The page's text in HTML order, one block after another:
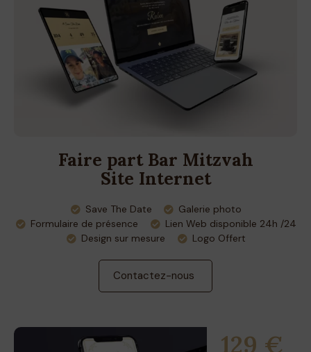
Faire part Bar Mitzvah
Site Internet
Save The Date
Galerie photo
Formulaire de présence
Lien Web disponible 24h /24
Design sur mesure
Logo Offert
Contactez-nous
129 €